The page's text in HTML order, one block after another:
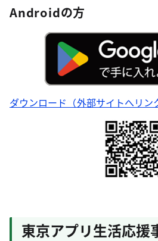
Androidの方
ダウンロード（外部サイトへリン
東京アプリ生活応援